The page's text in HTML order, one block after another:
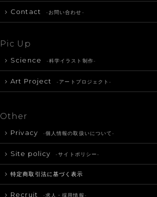
Contact -お問い合わせ-
Pic Up
Science -科学イラスト制作-
Art Project -アートプロジェクト-
Other
Privacy -個人情報の取扱いについて-
Site policy -サイトポリシー-
特定商取引法に基づく表示
Recruit -求人・採用情報-